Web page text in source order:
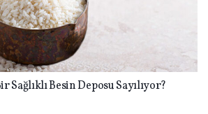
Sağlıklı Besin Deposu Sayılıyor?